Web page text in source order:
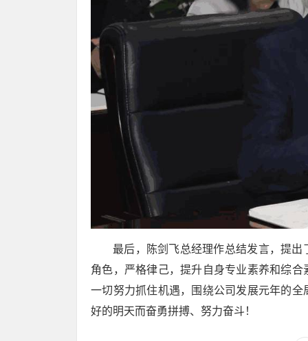
最后，陈剑飞总经理作总结发言，提
角色，严格律己，提升自身专业素养和综
一切努力抓住机遇，围绕公司发展元年的
好的明天而奋勇拼搏、努力奋斗！